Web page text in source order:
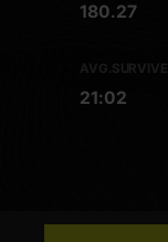
180.27
AVG.SURVIVE
21:02